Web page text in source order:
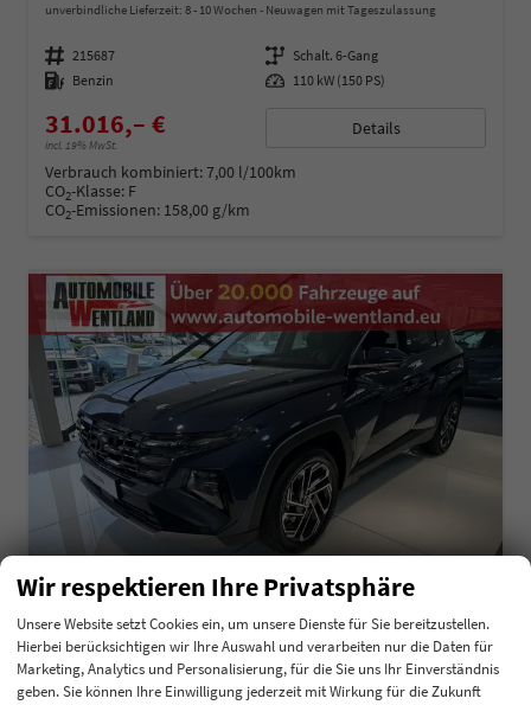
unverbindliche Lieferzeit: 8 - 10 Wochen Neuwagen mit Tageszulassung
Fahrzeugnummer 215687 Getriebe Schalt. 6-Gang
Kraftstoff Benzin Leistung 110 kW (150 PS)
31.016,– €
incl. 19% MwSt.
Details
Verbrauch kombiniert:7,00 l/100km
CO2-Klasse: F
CO2-Emissionen: 158,00 g/km
Hyundai TUCSON
1.6 T-GDI 48V Navi Keyless 18" Krell SHZ
Wir respektieren Ihre Privatsphäre
Unsere Website setzt Cookies ein, um unsere Dienste für Sie bereitzustellen.
Hierbei berücksichtigen wir Ihre Auswahl und verarbeiten nur die Daten für
Marketing, Analytics und Personalisierung, für die Sie uns Ihr Einverständnis
geben. Sie können Ihre Einwilligung jederzeit mit Wirkung für die Zukunft